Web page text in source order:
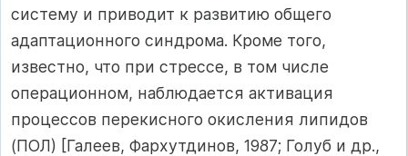
систему и приводит к развитию общего
адаптационного синдрома. Кроме того,
известно, что при стрессе, в том числе
операционном, наблюдается активация
процессов перекисного окисления липидов
(ПОЛ) [Галеев, Фархутдинов, 1987; Голуб и др.,